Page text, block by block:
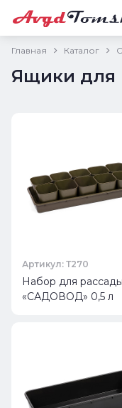
Главная Каталог
Ящики для
Артикул: Т270
Набор для рассады
«САДОВОД» 0,5 л